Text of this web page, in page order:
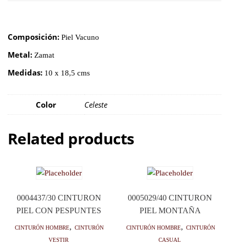
Composición: Piel Vacuno
Metal: Zamat
Medidas: 10 x 18,5 cms
Color Celeste
Related products
0004437/30 CINTURON
PIEL CON PESPUNTES
Cinturón hombre, Cinturón
vestir
0005029/40 CINTURON
PIEL MONTAÑA
Cinturón hombre, Cinturón
casual